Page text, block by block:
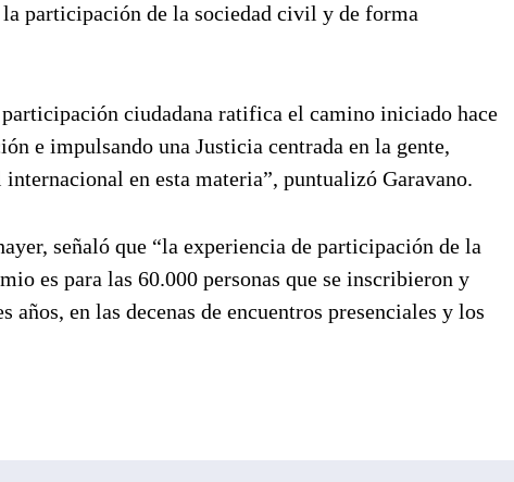
participación de la sociedad civil y de forma
ciudadana ratifica el camino iniciado hace
e impulsando una Justicia centrada en la gente,
en esta materia”, puntualizó Garavano.
señaló que “la experiencia de participación de la
es para las 60.000 personas que se inscribieron y
en las decenas de encuentros presenciales y los